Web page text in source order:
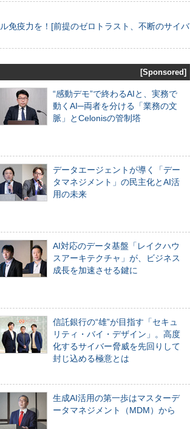
免疫力を！[前提のゼロトラスト、不断のサイバ
[Sponsored]
“感動デモ”で終わるAIと、実務で
動くAI─両者を分ける「業務の文
脈」とCelonisの管制塔
データエージェントが導く「デー
タマネジメント」の民主化とAI活
用の未来
AI対応のデータ基盤「レイクハウ
スアーキテクチャ」が、ビジネス
成長を加速させる鍵に
信託銀行の“雄”が目指す「セキュ
リティ・バイ・デザイン」。高度
化するサイバー脅威を先回りして
封じ込める極意とは
生成AI活用の第一歩はマスターデ
ータマネジメント（MDM）から